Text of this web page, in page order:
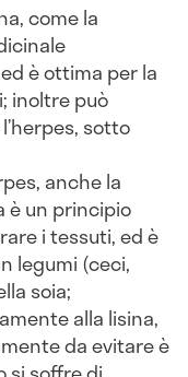
come la
è ottima per la
inoltre può
sotto
anche la
è un principio
i tessuti, ed è
legumi (ceci,
soia;
alla lisina,
da evitare è